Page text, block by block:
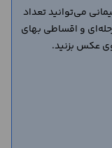
می‌توانید تعداد
و اقساطی بهای
عکس بزنید.